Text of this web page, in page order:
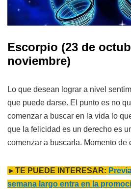
Escorpio (23 de
noviembre)
Lo que desean lograr a nivel
que puede darse. El punto es no
comenzar a buscar en la vida lo
que la felicidad es un derecho es
comenzar a buscarla. Momento de
►TE PUEDE INTERESAR:
semana largo entra en la